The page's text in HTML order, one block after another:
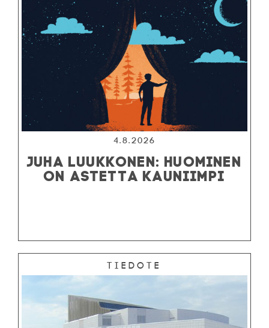
4.8.2026
JUHA LUUKKONEN: HUOMINEN
ON ASTETTA KAUNIIMPI
Tiedote